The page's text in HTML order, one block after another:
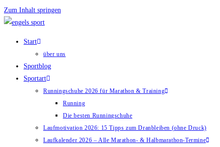
Zum Inhalt springen
Start
über uns
Sportblog
Sportart
Runningschuhe 2026 für Marathon & Training
Running
Die besten Runningschuhe
Laufmotivation 2026: 15 Tipps zum Dranbleiben (ohne Druck)
Laufkalender 2026 – Alle Marathon- & Halbmarathon-Termine